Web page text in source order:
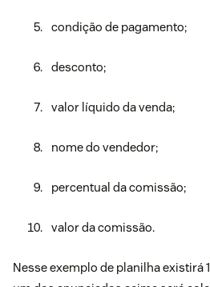
condição de pagamento;
desconto;
valor líquido da venda;
nome do vendedor;
percentual da comissão;
valor da comissão.
Nesse exemplo de planilha existirá